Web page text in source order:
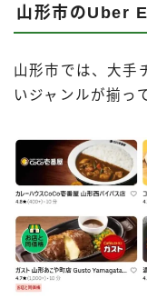
山形市のUber
山形市では、大手
いジャンルが揃っ